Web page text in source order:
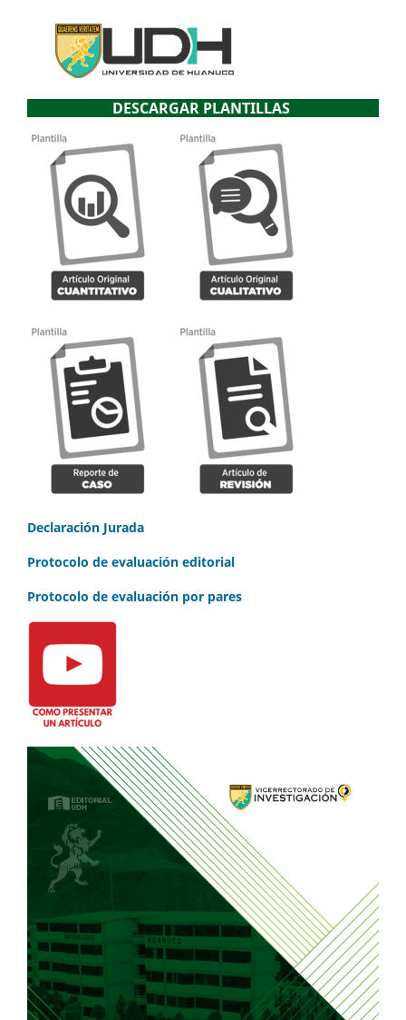
DESCARGAR PLANTILLAS
Declaración Jurada
Protocolo de evaluación editorial
Protocolo de evaluación por pares